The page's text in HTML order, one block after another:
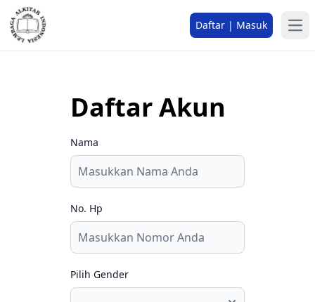
Daftar | Masuk
Daftar Akun
Nama
No. Hp
Pilih Gender